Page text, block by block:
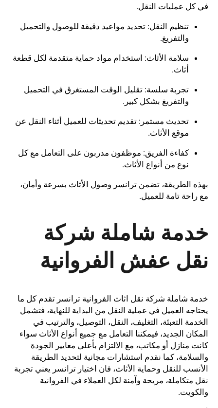
في كل عمليات النقل.
تنظيم النقل: تحديد مواعيد دقيقة للوصول والتحميل
والتفريغ.
سلامة الأثاث: استخدام مواد حماية متقدمة لكل قطعة
أثاث.
تجربة سلسة: تقليل الوقت المستغرق في التحميل
والتفريغ بشكل كبير.
تحديث مستمر: تقديم تحديثات للعميل أثناء النقل عن
موقع الأثاث.
كفاءة الفريق: موظفون مدربون على التعامل مع كل
نوع من أنواع الأثاث.
بهذه الطريقة، تضمن ترانسر وصول الأثاث بسرعة وأمان،
مع راحة تامة للعميل.
خدمة شاملة شركة
نقل عفش الفروانية
خدمة شاملة شركة نقل اثاث الفروانية ترانسر تقدم كل ما
يحتاجه العميل في عملية النقل من البداية للنهاية، فتشمل
الخدمة التعبئة، التغليف، النقل، التوصيل، والترتيب في
المكان الجديد، فيمكننا التعامل مع جميع أنواع الأثاث سواء
كانت منازل أو مكاتب، مع الالتزام بأعلى معايير الجودة
والسلامة، كما نقدم استشارات مجانية لتحديد الطريقة
الأنسب للنقل وحماية الأثاث، فان اختيار ترانسر يعني تجربة
نقل متكاملة، مريحة وآمنة لكل العملاء في الفروانية
والكويت.